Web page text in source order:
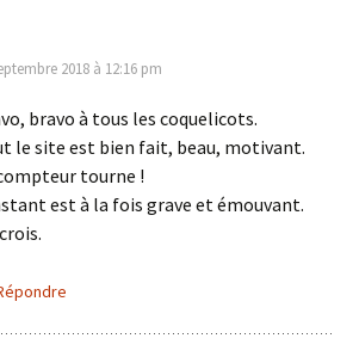
2018 à 12:16 pm
bravo à tous les coquelicots.
le site est bien fait, beau, motivant.
tourne !
est à la fois grave et émouvant.